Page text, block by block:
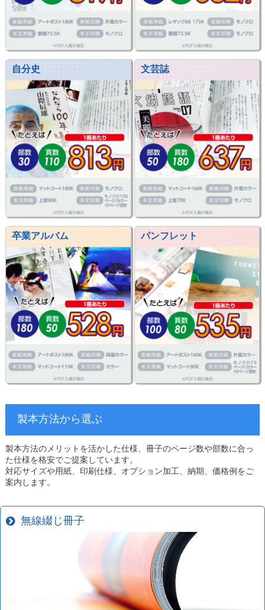
自分史 文芸誌
卒業アルバム パンフレット
製本方法から選ぶ
製本方法のメリットを活かした仕様、冊子のページ数や部数に合っ
た仕様を格安でご提案しています。
対応サイズや用紙、印刷仕様、オプション加工、納期、価格例をご
案内します。
無線綴じ冊子